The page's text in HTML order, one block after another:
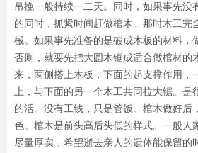
吊挽一般持续一二天。同时，如果事先没
的同时，抓紧时间赶做棺木。那时木工完
械。如果事先准备的是破成木板的材料，
否则，就要先把大圆木锯成适合做棺材的
来，两侧搭上木板，下面的起支撑作用，
上，与下面的另一个木工共同拉大锯。
的活。没有工钱，只是管饭。棺木做好后
色。棺木是前头高后头低的样式。一般人
尽量厚实，希望逝去亲人的遗体能保留的